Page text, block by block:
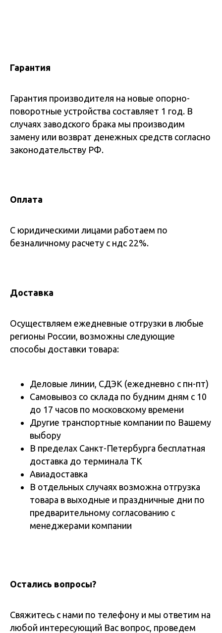
Гарантия
Гарантия производителя на новые опорно-
поворотные устройства составляет 1 год. В
случаях заводского брака мы производим
замену или возврат денежных средств согласно
законодательству РФ.
Оплата
С юридическими лицами работаем по
безналичному расчету с ндс 22%.
Доставка
Осуществляем ежедневные отгрузки в любые
регионы России, возможны следующие
способы доставки товара:
Деловые линии, СДЭК (ежедневно с пн-пт)
Самовывоз со склада по будним дням с 10
до 17 часов по московскому времени
Другие транспортные компании по Вашему
выбору
В пределах Санкт-Петербурга бесплатная
доставка до терминала ТК
Авиадоставка
В отдельных случаях возможна отгрузка
товара в выходные и праздничные дни по
предварительному согласованию с
менеджерами компании
Остались вопросы?
Свяжитесь с нами по телефону и мы ответим на
любой интересующий Вас вопрос, проведем